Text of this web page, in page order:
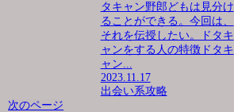
タキャン野郎どもは見分け
ることができる。今回は、
それを伝授したい。ドタキ
ャンをする人の特徴ドタキ
ャン...
2023.11.17
出会い系攻略
次のページ